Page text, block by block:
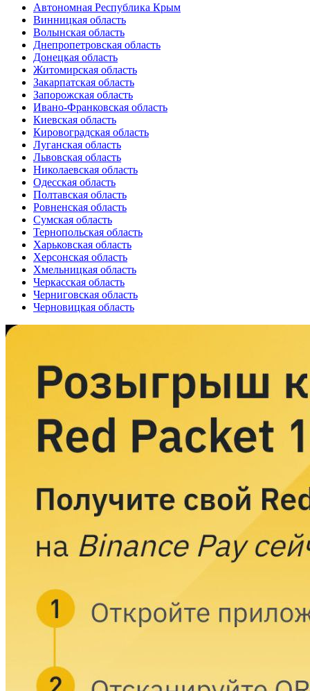
Автономная Республика Крым
Винницкая область
Волынская область
Днепропетровская область
Донецкая область
Житомирская область
Закарпатская область
Запорожская область
Ивано-Франковская область
Киевская область
Кировоградская область
Луганская область
Львовская область
Николаевская область
Одесская область
Полтавская область
Ровненская область
Сумская область
Тернопольская область
Харьковская область
Херсонская область
Хмельницкая область
Черкасская область
Черниговская область
Черновицкая область